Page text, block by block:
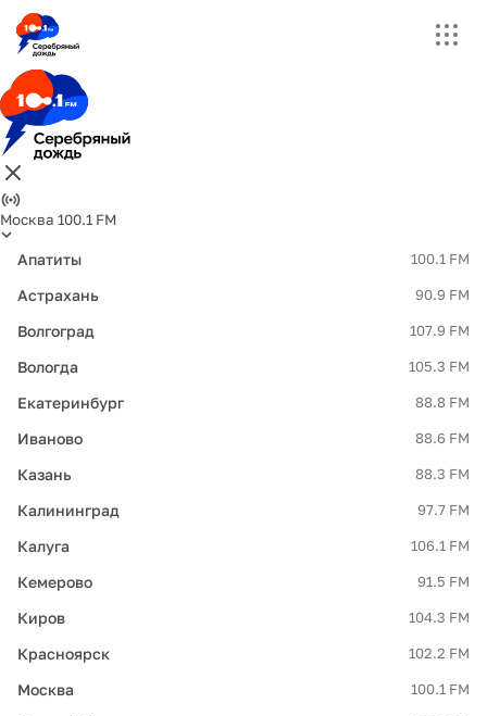
Москва 100.1 FM
Апатиты 100.1 FM
Астрахань 90.9 FM
Волгоград 107.9 FM
Вологда 105.3 FM
Екатеринбург 88.8 FM
Иваново 88.6 FM
Казань 88.3 FM
Калининград 97.7 FM
Калуга 106.1 FM
Кемерово 91.5 FM
Киров 104.3 FM
Красноярск 102.2 FM
Москва 100.1 FM